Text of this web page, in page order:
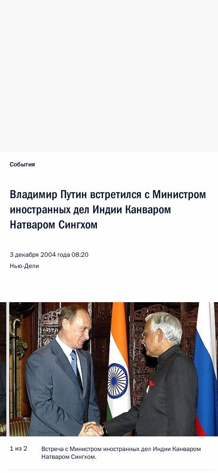
События
Владимир Путин встретился с Министром
иностранных дел Индии Канваром
Натваром Сингхом
3 декабря 2004 года08:20
Нью-Дели
1 из 2
Встреча с Министром иностранных дел Индии Канваром
Натваром Сингхом.